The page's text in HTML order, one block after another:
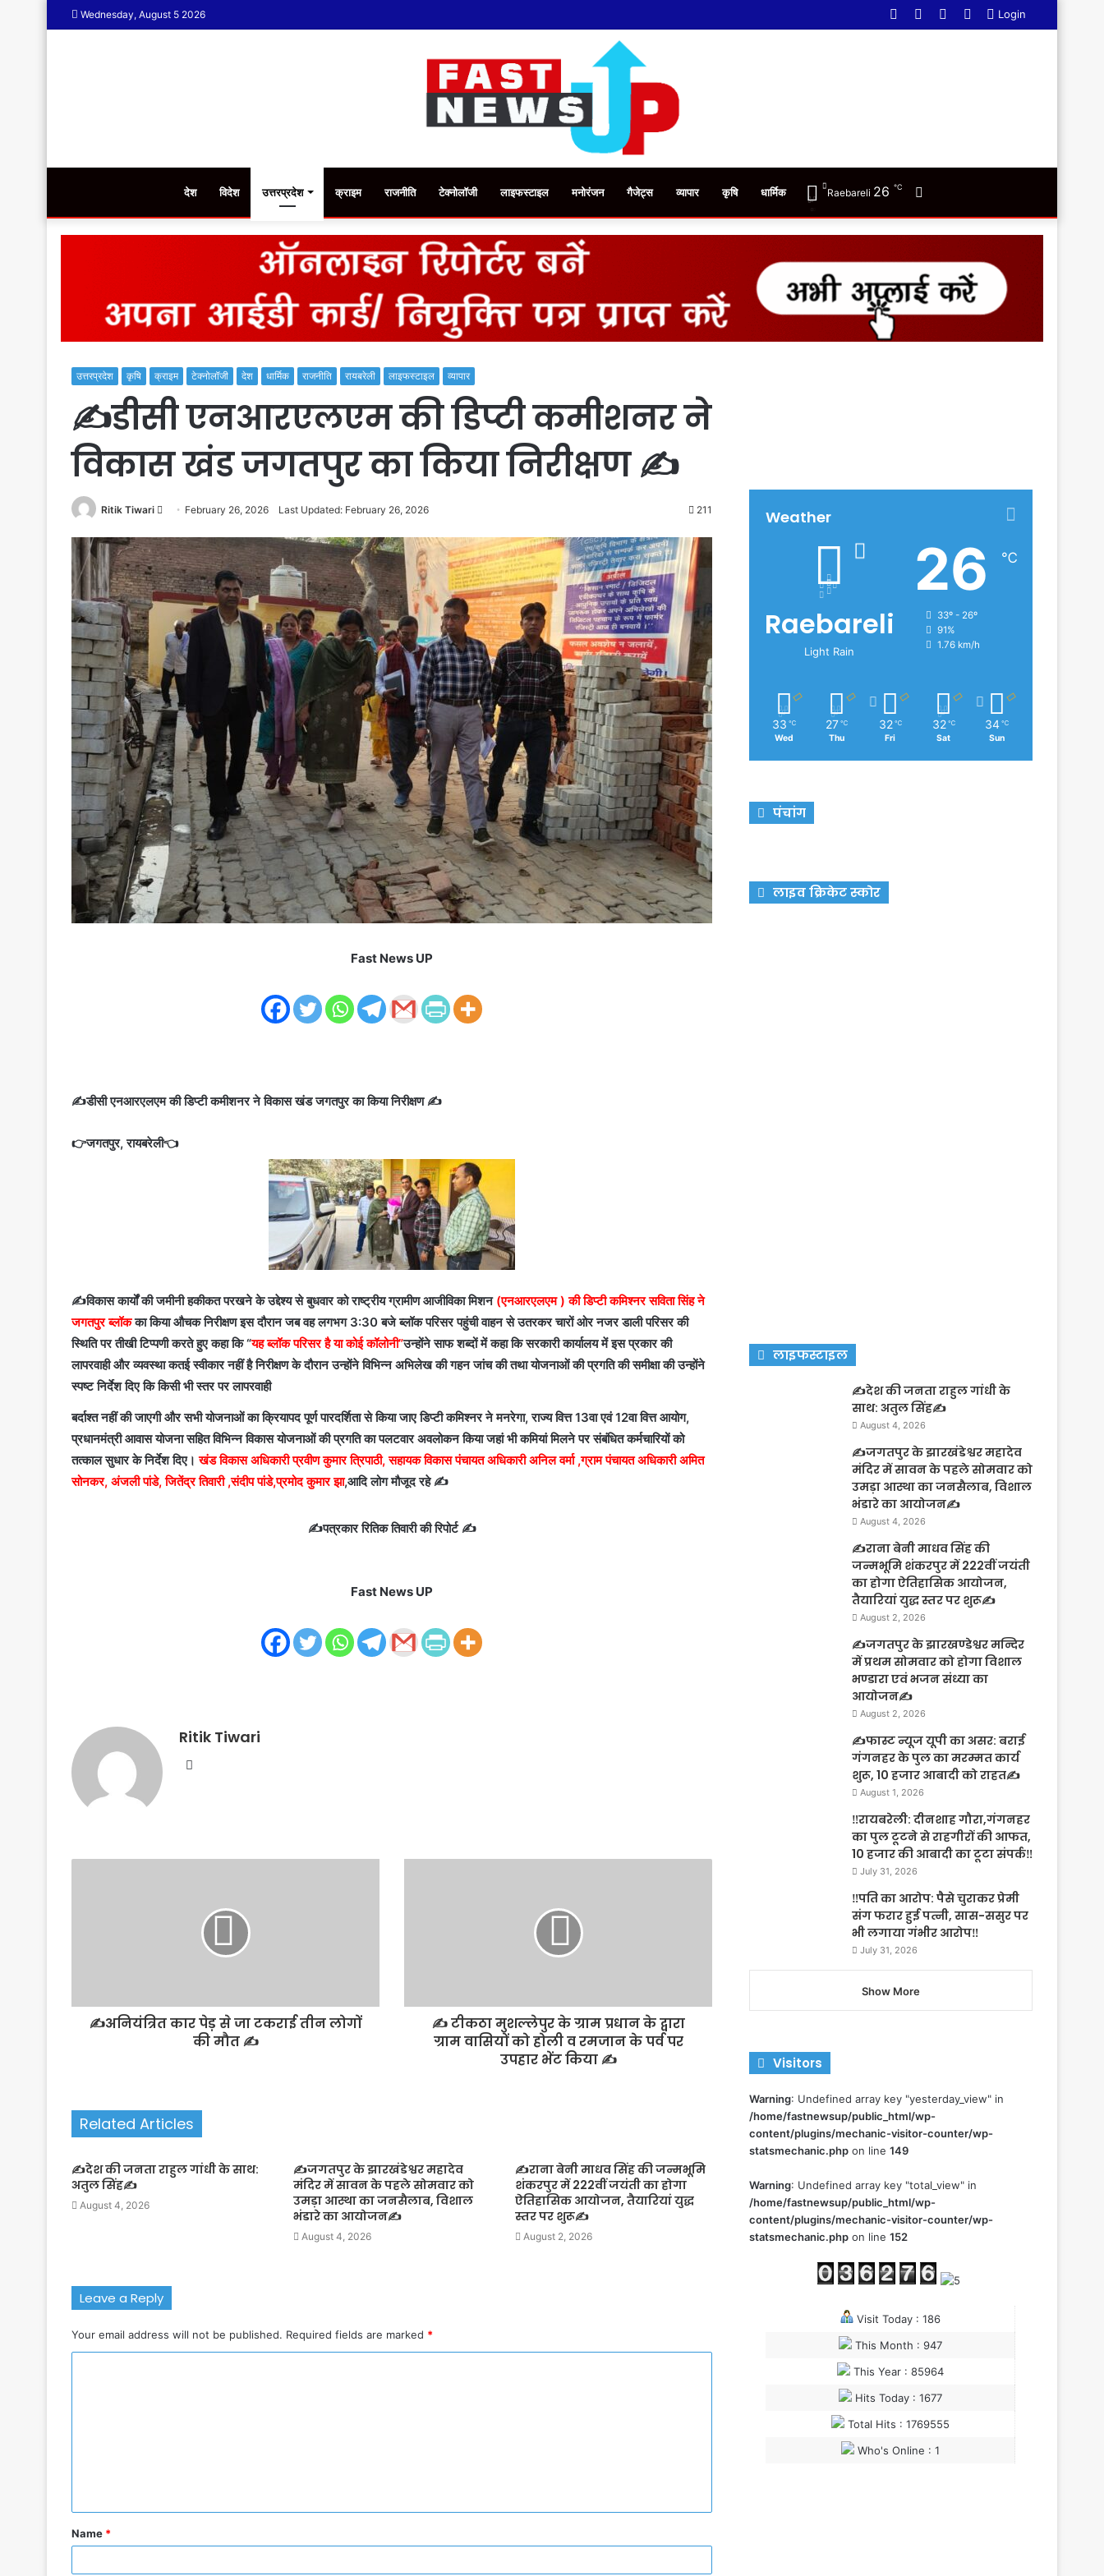
Wednesday, August 5 2026 Login
WhatsApp
YouTube
Twitter
Facebook
देश विदेश उत्तरप्रदेश क्राइम राजनीति टेक्नोलॉजी लाइफस्टाइल मनोरंजन गैजेट्स व्यापार कृषि धार्मिक
skin
Raebareli 26 ℃
उत्तरप्रदेश कृषि क्राइम टेक्नोलॉजी देश धार्मिक राजनीति रायबरेली लाइफस्टाइल व्यापार
✍️डीसी एनआरएलएम की डिप्टी कमीशनर ने
विकास खंड जगतपुर का किया निरीक्षण ✍️
Ritik Tiwari
Send
email
February 26, 2026 Last Updated: February 26, 2026 211
Fast News UP
✍️डीसी एनआरएलएम की डिप्टी कमीशनर ने विकास खंड जगतपुर का किया निरीक्षण ✍️
👉जगतपुर, रायबरेली👈
✍️विकास कार्यों की जमीनी हकीकत परखने के उद्देश्य से बुधवार को राष्ट्रीय ग्रामीण आजीविका मिशन(एनआरएलएम ) की डिप्टी कमिश्नर सविता सिंह ने
जगतपुर ब्लॉकका किया औचक निरीक्षण इस दौरान जब वह लगभग 3:30 बजे ब्लॉक परिसर पहुंची वाहन से उतरकर चारों ओर नजर डाली परिसर की
स्थिति पर तीखी टिप्पणी करते हुए कहा कि “यह ब्लॉक परिसर है या कोई कॉलोनी”उन्होंने साफ शब्दों में कहा कि सरकारी कार्यालय में इस प्रकार की
लापरवाही और व्यवस्था कतई स्वीकार नहीं है निरीक्षण के दौरान उन्होंने विभिन्न अभिलेख की गहन जांच की तथा योजनाओं की प्रगति की समीक्षा की उन्होंने
स्पष्ट निर्देश दिए कि किसी भी स्तर पर लापरवाही
बर्दाश्त नहीं की जाएगी और सभी योजनाओं का क्रियापद पूर्ण पारदर्शिता से किया जाए डिप्टी कमिश्नर ने मनरेगा, राज्य वित्त 13वा एवं 12वा वित्त आयोग,
प्रधानमंत्री आवास योजना सहित विभिन्न विकास योजनाओं की प्रगति का पलटवार अवलोकन किया जहां भी कमियां मिलने पर संबंधित कर्मचारियों को
तत्काल सुधार के निर्देश दिए।खंड विकास अधिकारी प्रवीण कुमार त्रिपाठी, सहायक विकास पंचायत अधिकारी अनिल वर्मा ,ग्राम पंचायत अधिकारी अमित
सोनकर, अंजली पांडे, जितेंद्र तिवारी ,संदीप पांडे,प्रमोद कुमार झा,आदि लोग मौजूद रहे ✍️
✍️पत्रकार रितिक तिवारी की रिपोर्ट ✍️
Fast News UP
Ritik Tiwari
Website
✍️अनियंत्रित कार पेड़ से जा टकराई तीन लोगों
की मौत ✍️
✍️ टीकठा मुशल्लेपुर के ग्राम प्रधान के द्वारा
ग्राम वासियों को होली व रमजान के पर्व पर
उपहार भेंट किया ✍️
Related Articles
✍️देश की जनता राहुल गांधी के साथ:
अतुल सिंह✍️
August 4, 2026
✍️जगतपुर के झारखंडेश्वर महादेव
मंदिर में सावन के पहले सोमवार को
उमड़ा आस्था का जनसैलाब, विशाल
भंडारे का आयोजन✍️
August 4, 2026
✍️राना बेनी माधव सिंह की जन्मभूमि
शंकरपुर में 222वीं जयंती का होगा
ऐतिहासिक आयोजन, तैयारियां युद्ध
स्तर पर शुरू✍️
August 2, 2026
Leave a Reply
Your email address will not be published. Required fields are marked *
t
*
Name *
Weather
Raebareli
Light Rain
26 ℃
33º - 26º
91%
1.76 km/h
33 ℃
Wed
27 ℃
Thu
32 ℃
Fri
32 ℃
Sat
34 ℃
Sun
पंचांग
लाइव क्रिकेट स्कोर
लाइफस्टाइल
✍️देश की जनता राहुल गांधी के
साथ: अतुल सिंह✍️
August 4, 2026
✍️जगतपुर के झारखंडेश्वर महादेव
मंदिर में सावन के पहले सोमवार को
उमड़ा आस्था का जनसैलाब, विशाल
भंडारे का आयोजन✍️
August 4, 2026
✍️राना बेनी माधव सिंह की
जन्मभूमि शंकरपुर में 222वीं जयंती
का होगा ऐतिहासिक आयोजन,
तैयारियां युद्ध स्तर पर शुरू✍️
August 2, 2026
✍️जगतपुर के झारखण्डेश्वर मन्दिर
में प्रथम सोमवार को होगा विशाल
भण्डारा एवं भजन संध्या का
आयोजन✍️
August 2, 2026
✍️फास्ट न्यूज यूपी का असर: बराई
गंगनहर के पुल का मरम्मत कार्य
शुरू, 10 हजार आबादी को राहत✍️
August 1, 2026
‼️रायबरेली: दीनशाह गौरा,गंगनहर
का पुल टूटने से राहगीरों की आफत,
10 हजार की आबादी का टूटा संपर्क‼️
July 31, 2026
‼️पति का आरोप: पैसे चुराकर प्रेमी
संग फरार हुई पत्नी, सास-ससुर पर
भी लगाया गंभीर आरोप‼️
July 31, 2026
Show More
Visitors
Warning: Undefined array key "yesterday_view" in
/home/fastnewsup/public_html/wp-
content/plugins/mechanic-visitor-counter/wp-
statsmechanic.php on line149
Warning: Undefined array key "total_view" in
/home/fastnewsup/public_html/wp-
content/plugins/mechanic-visitor-counter/wp-
statsmechanic.php on line152
Visit Today : 186
This Month : 947
This Year : 85964
Hits Today : 1677
Total Hits : 1769555
Who's Online : 1